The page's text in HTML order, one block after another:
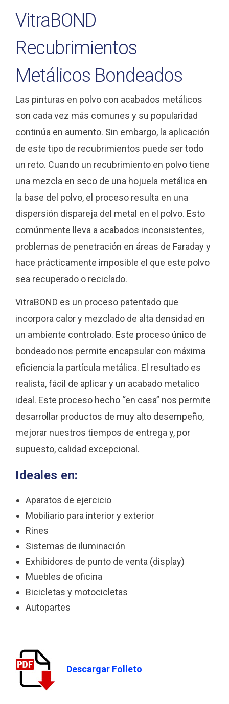
VitraBOND
Recubrimientos
Metálicos Bondeados
Las pinturas en polvo con acabados metálicos
son cada vez más comunes y su popularidad
continúa en aumento. Sin embargo, la aplicación
de este tipo de recubrimientos puede ser todo
un reto. Cuando un recubrimiento en polvo tiene
una mezcla en seco de una hojuela metálica en
la base del polvo, el proceso resulta en una
dispersión dispareja del metal en el polvo. Esto
comúnmente lleva a acabados inconsistentes,
problemas de penetración en áreas de Faraday y
hace prácticamente imposible el que este polvo
sea recuperado o reciclado.
VitraBOND es un proceso patentado que
incorpora calor y mezclado de alta densidad en
un ambiente controlado. Este proceso único de
bondeado nos permite encapsular con máxima
eficiencia la partícula metálica. El resultado es
realista, fácil de aplicar y un acabado metalico
ideal. Este proceso hecho “en casa” nos permite
desarrollar productos de muy alto desempeño,
mejorar nuestros tiempos de entrega y, por
supuesto, calidad excepcional.
Ideales en:
Aparatos de ejercicio
Mobiliario para interior y exterior
Rines
Sistemas de iluminación
Exhibidores de punto de venta (display)
Muebles de oficina
Bicicletas y motocicletas
Autopartes
Descargar Folleto